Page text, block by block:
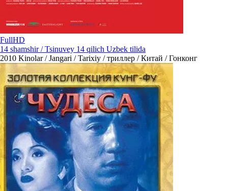
FullHD
14 shamshir / Tsinuvey 14 qilich Uzbek tilida
2010 Kinolar / Jangari / Tarixiy / триллер / Китай / Гонконг